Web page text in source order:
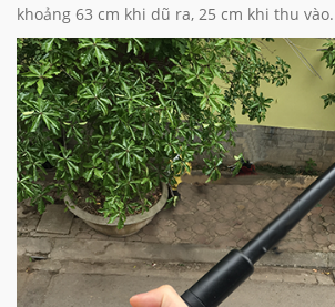
khoảng 63 cm khi dũ ra, 25 cm khi thu vào.